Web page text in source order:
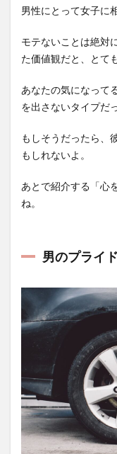
男性にとって女子に
モテないことは絶対
た価値観だと、とて
あなたの気になって
を出さないタイプだ
もしそうだったら、
もしれないよ。
あとで紹介する「心
ね。
男のプライ